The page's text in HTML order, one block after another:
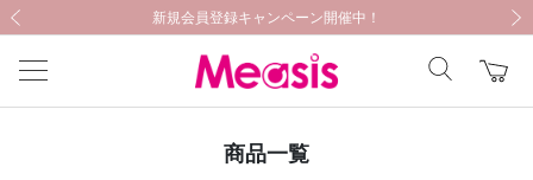
新規会員登録キャンペーン開催中！
医療機器に関する注意事項
新規会員登録キャンペーン開催中！
医療機器に関する注意事項
商品一覧